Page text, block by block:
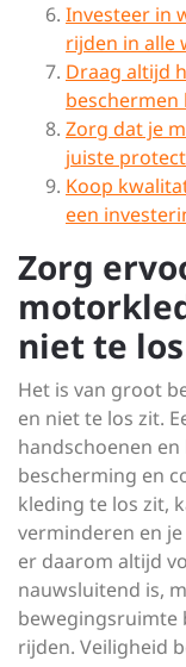
Investeer in
rijden in alle
Draag altijd
beschermen
Zorg dat je
juiste
Koop
een
Zorg
niet te
Het is van groot
en niet te los zit.
handschoenen
bescherming en
kleding te los zit,
verminderen en
er daarom altijd
nauwsluitend is,
bewegingsruimte
rijden. Veiligheid